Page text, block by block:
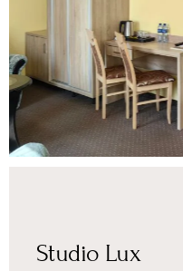
Studio Lux